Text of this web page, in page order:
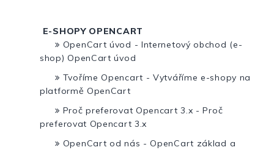
E-SHOPY OPENCART
OpenCart úvod - Internetový obchod (e-
shop) OpenCart úvod
Tvoříme Opencart - Vytváříme e-shopy na
platformě OpenCart
Proč preferovat Opencart 3.x - Proč
preferovat Opencart 3.x
OpenCart od nás - OpenCart základ a